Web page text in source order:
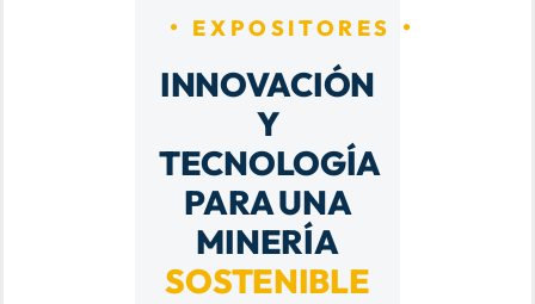
EXPOSITORES
INNOVACIÓN
Y
TECNOLOGÍA
PARA UNA
MINERÍA
SOSTENIBLE